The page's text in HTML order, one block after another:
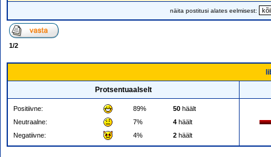
näita postitusi alates eelmisest:
1/2
Protsentuaalselt
Positiivne: 89% 50 häält
Neutraalne:
7% 4 häält
Negatiivne:
4% 2 häält